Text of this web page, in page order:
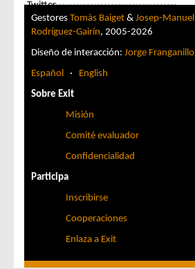
Gestores Tomàs Baiget & Josep-Manuel
Rodríguez-Gairín, 2005-2026
Diseño de interacción: Jorge Franganillo
Español · English
Sobre Exit
Misión
Comité evaluador
Confidencialidad
Participa
Inscribirse
Cooperaciones
Enlaza a Exit